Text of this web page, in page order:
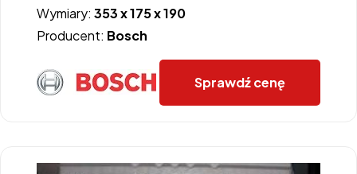
Wymiary: 353 x 175 x 190
Producent: Bosch
Sprawdź cenę